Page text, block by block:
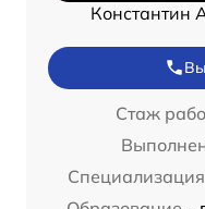
Константин
Стаж